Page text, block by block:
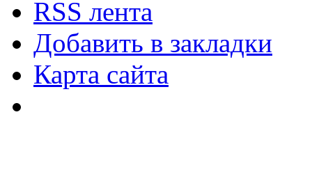
RSS лента
Добавить в закладки
Карта сайта